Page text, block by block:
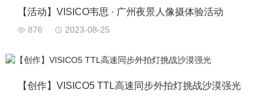
【活动】VISICO韦思 · 广州夜景人像摄体验活动
876 2023-08-25
【创作】VISICO5 TTL高速同步外拍灯挑战沙漠强光